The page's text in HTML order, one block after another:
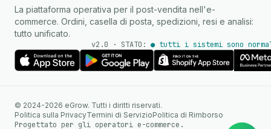
La piattaforma operativa per il post-vendita nell'e-
commerce. Ordini, casella di posta, spedizioni, resi e analisi:
tutto unificato.
v2.0 · STATO: ● tutti i sistemi sono
© 2024-2026 eGrow. Tutti i diritti riservati.
Politica sulla PrivacyTermini di ServizioPolitica di Rimborso
Progettato per gli operatori e-commerce.
WhatsApp